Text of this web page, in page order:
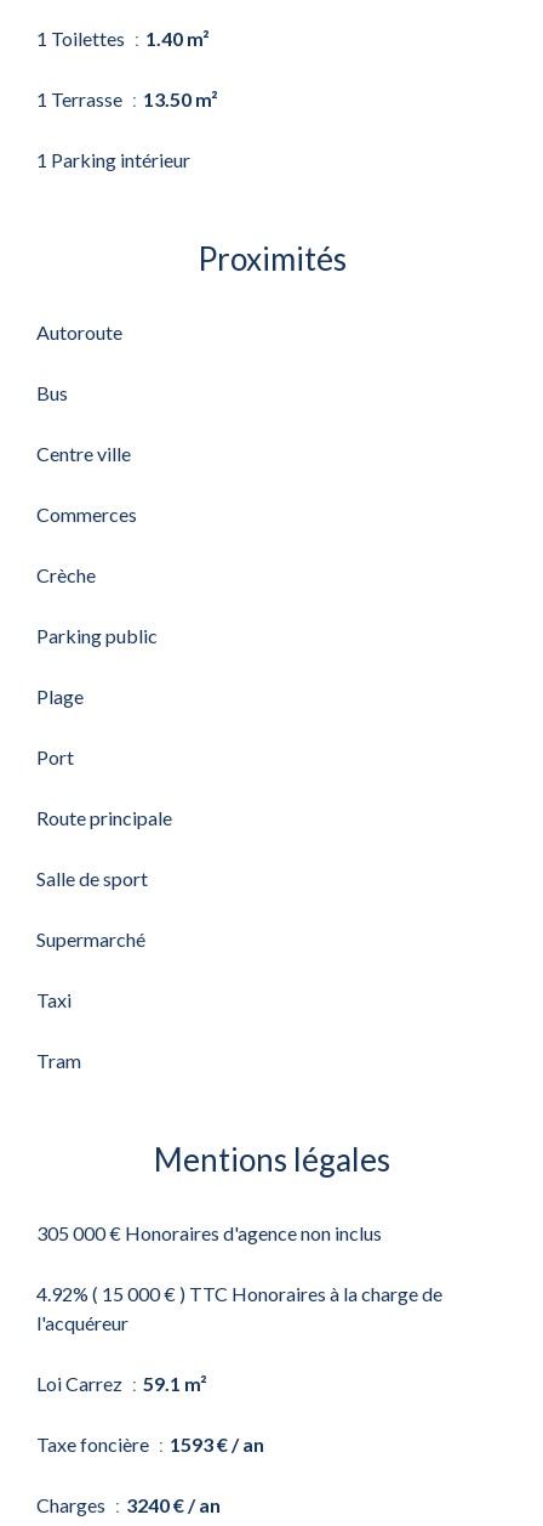
1 Toilettes 1.40 m²
1 Terrasse 13.50 m²
1 Parking intérieur
Proximités
Autoroute
Bus
Centre ville
Commerces
Crèche
Parking public
Plage
Port
Route principale
Salle de sport
Supermarché
Taxi
Tram
Mentions légales
305 000 € Honoraires d'agence non inclus
4.92% ( 15 000 € ) TTC Honoraires à la charge de
l'acquéreur
Loi Carrez 59.1 m²
Taxe foncière 1593 € / an
Charges 3240 € / an